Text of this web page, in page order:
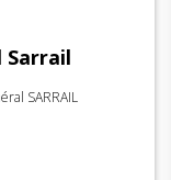
Sarrail
SARRAIL